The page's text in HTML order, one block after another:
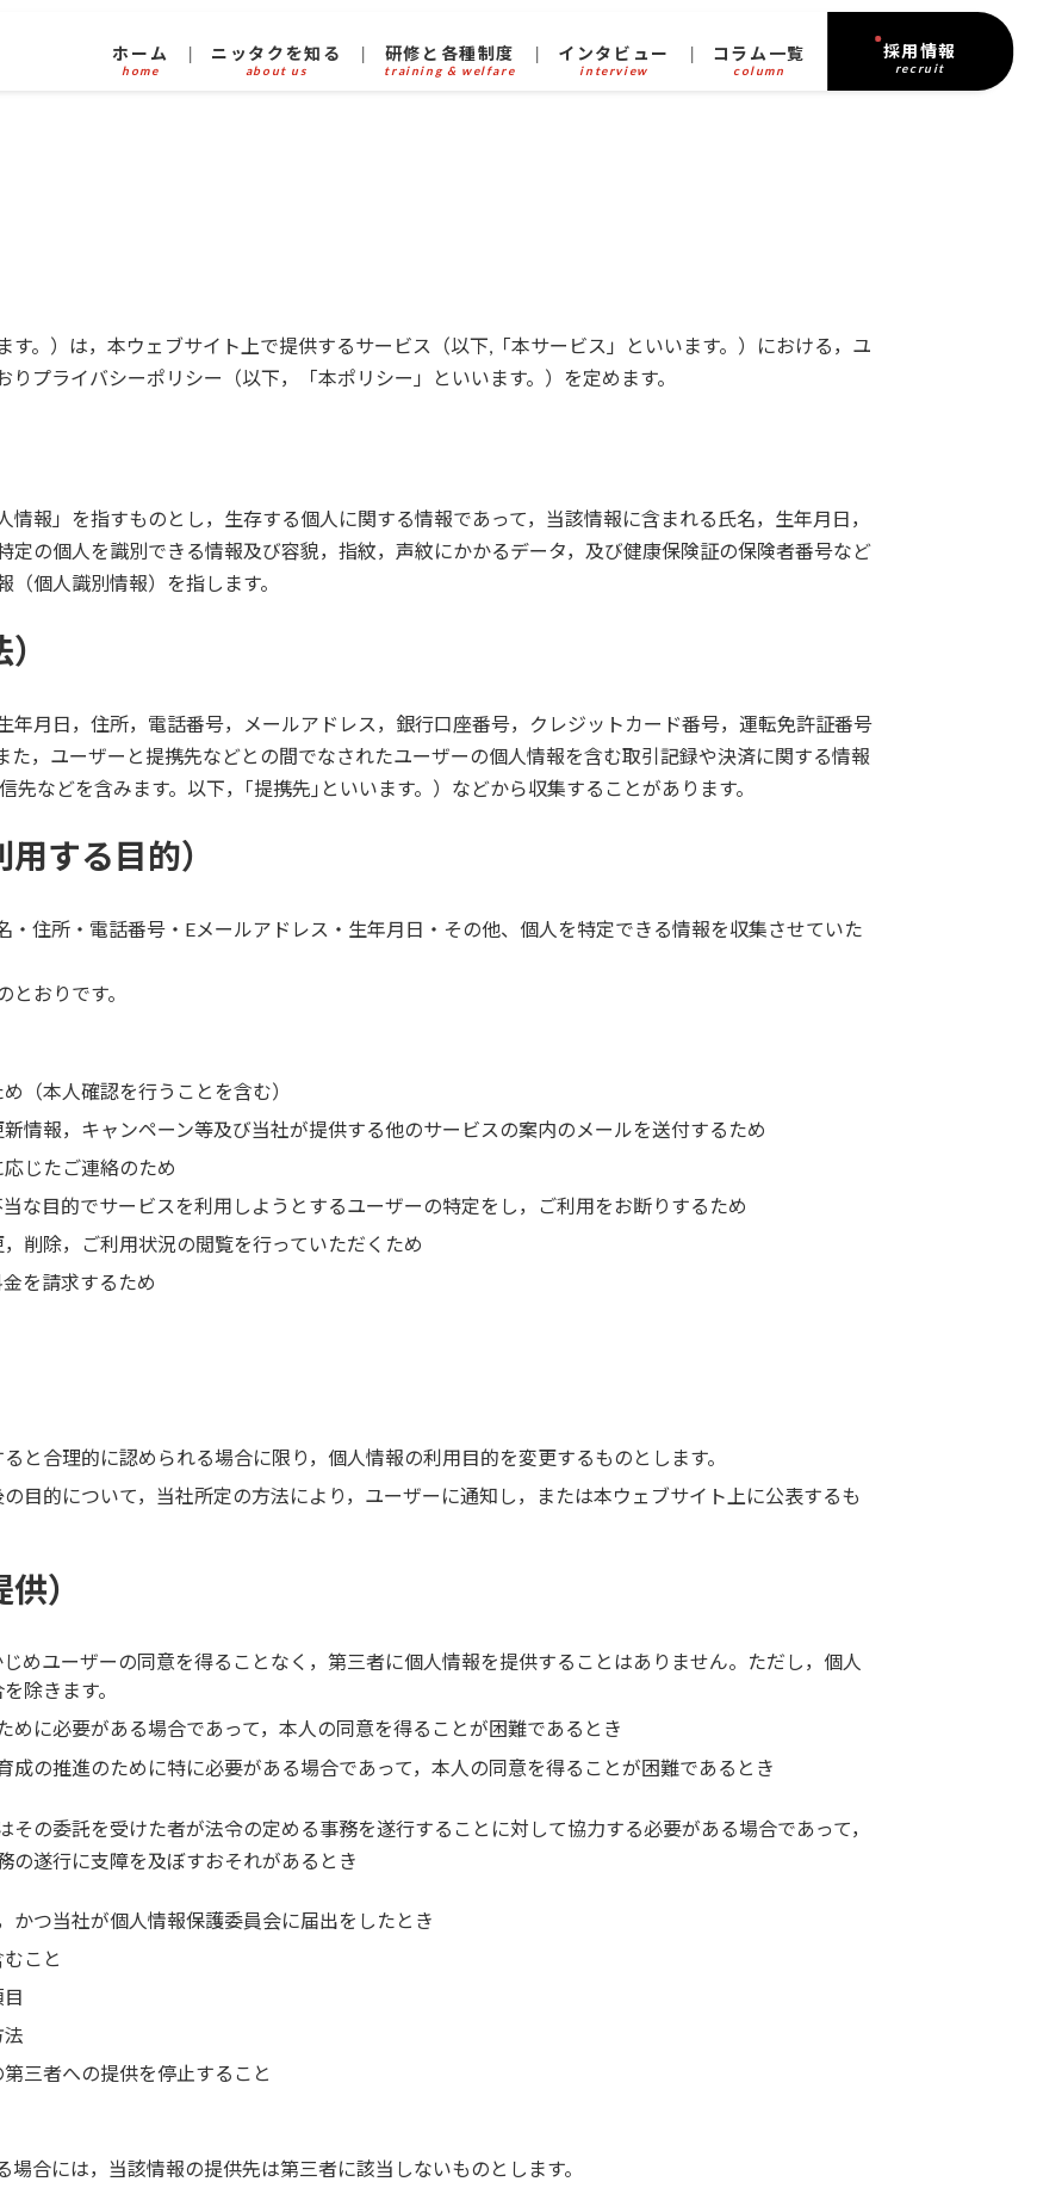
ホーム
home
ニッタクを知る
about us
研修と各種制度
training & welfare
インタビュー
interview
コラム一覧
column
採用情報
recruit
。）は，本ウェブサイト上で提供するサービス（以下,「本サービス」といいます。）における，ユ
プライバシーポリシー（以下，「本ポリシー」といいます。）を定めます。
情報」を指すものとし，生存する個人に関する情報であって，当該情報に含まれる氏名，生年月日，
定の個人を識別できる情報及び容貌，指紋，声紋にかかるデータ，及び健康保険証の保険者番号など
個人識別情報）を指します。
年月日，住所，電話番号，メールアドレス，銀行口座番号，クレジットカード番号，運転免許証番号
た，ユーザーと提携先などとの間でなされたユーザーの個人情報を含む取引記録や決済に関する情報
などを含みます。以下，｢提携先｣といいます。）などから収集することがあります。
する目的）
住所・電話番号・Eメールアドレス・生年月日・その他、個人を特定できる情報を収集させていた
おりです。
（本人確認を行うことを含む）
情報，キャンペーン等及び当社が提供する他のサービスの案内のメールを送付するため
じたご連絡のため
な目的でサービスを利用しようとするユーザーの特定をし，ご利用をお断りするため
削除，ご利用状況の閲覧を行っていただくため
を請求するため
と合理的に認められる場合に限り，個人情報の利用目的を変更するものとします。
目的について，当社所定の方法により，ユーザーに通知し，または本ウェブサイト上に公表するも
）
めユーザーの同意を得ることなく，第三者に個人情報を提供することはありません。ただし，個人
除きます。
めに必要がある場合であって，本人の同意を得ることが困難であるとき
成の推進のために特に必要がある場合であって，本人の同意を得ることが困難であるとき
その委託を受けた者が法令の定める事務を遂行することに対して協力する必要がある場合であって，
の遂行に支障を及ぼすおそれがあるとき
かつ当社が個人情報保護委員会に届出をしたとき
こと
三者への提供を停止すること
合には，当該情報の提供先は第三者に該当しないものとします。